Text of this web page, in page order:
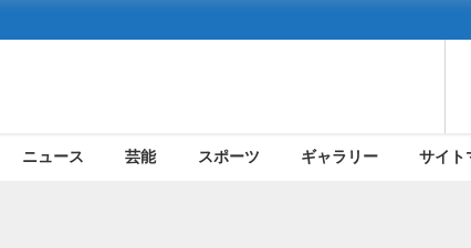
ニュース 芸能 スポーツ ギャラリー サイト